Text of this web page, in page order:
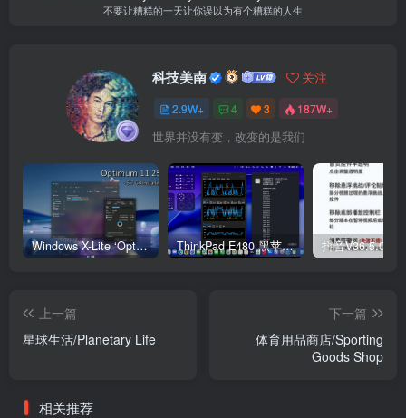
不要让糟糕的一天让你误以为有个糟糕的人生
科技美南 关注
2.9W+ 4 3 187W+
世界并没有变，改变的是我们
Windows X-Lite ‘Optimum 11’ 25H2 Pro v2 ThinkPad E480 黑苹果完美Tahoe的EFI分享（2026.03.01更新） 抖音V36.5.0 内
上一篇
星球生活/Planetary Life
下一篇
体育用品商店/Sporting
Goods Shop
相关推荐